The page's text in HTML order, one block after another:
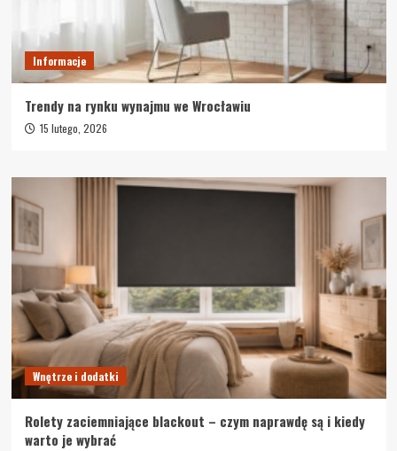
Informacje
Trendy na rynku wynajmu we Wrocławiu
15 lutego, 2026
Wnętrze i dodatki
Rolety zaciemniające blackout – czym naprawdę są i kiedy
warto je wybrać